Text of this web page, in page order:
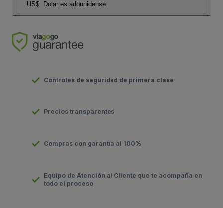
US$ Dolar estadounidense
Controles de seguridad de primera clase
Precios transparentes
Compras con garantía al 100%
Equipo de Atención al Cliente que te acompaña en
todo el proceso